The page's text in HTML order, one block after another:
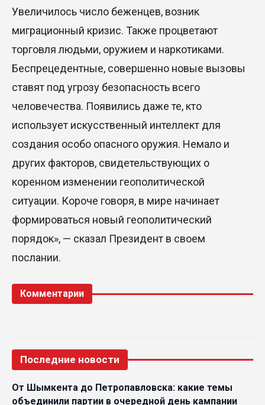
Увеличилось число беженцев, возник
миграционный кризис. Также процветают
торговля людьми, оружием и наркотиками.
Беспрецедентные, совершенно новые вызовы
ставят под угрозу безопасность всего
человечества. Появились даже те, кто
использует искусственный интеллект для
создания особо опасного оружия. Немало и
других факторов, свидетельствующих о
коренном изменении геополитической
ситуации. Короче говоря, в мире начинает
формироваться новый геополитический
порядок», — сказал Президент в своем
послании.
Комментарии
Последние новости
От Шымкента до Петропавловска: какие темы
объединили партии в очередной день кампании